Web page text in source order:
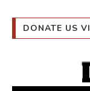
DONATE US